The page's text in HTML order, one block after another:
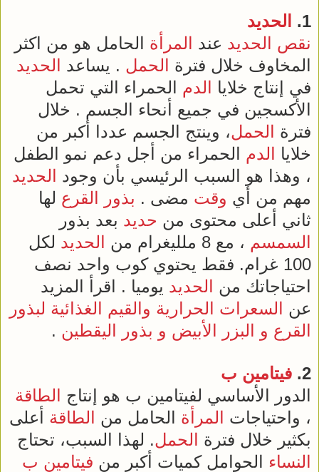
1.
الحديد
نقص الحديد عند المرأة الحامل هو من اكثر
المخاوف خلال فترة الحمل . يساعد الحديد
في إنتاج خلايا الدم الحمراء التي تحمل
الأكسجين في جميع أنحاء الجسم . خلال
فترة الحمل، وينتج الجسم عددا أكبر من
خلايا الدم الحمراء من أجل دعم نمو الطفل
، وهذا هو السبب الرئيسي بأن وجود الحديد
مهم من أي وقت مضى . بذور القرع لها
ثاني أعلى محتوى من حديد بعد بذور
السمسم ، مع 8 ملليغرام من الحديد لكل
100 غرام. فقط يحتوي كوب واحد نصف
احتياجاتك من الحديد يوميا . اقرأ المزيد
عن السعرات الحرارية والقيم الغذائية لبذور
القرع و البزر الأبيض و بذور اليقطين .
2. فيتامين ب
الدور الأساسي لفيتامين ب هو إنتاج الطاقة
، واحتياجات المرأة الحامل من الطاقة أعلى
بكثير خلال فترة الحمل. لهذا السبب، تحتاج
النساء الحوامل كميات أكبر من فيتامين ب